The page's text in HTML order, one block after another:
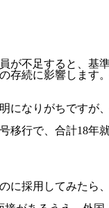
が不足すると、基
存続に影響します。
なりがちですが
移行で、合計18
採用してみたら